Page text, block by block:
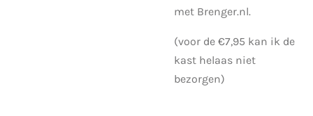
met Brenger.nl.
(voor de €7,95 kan ik de
kast helaas niet
bezorgen)